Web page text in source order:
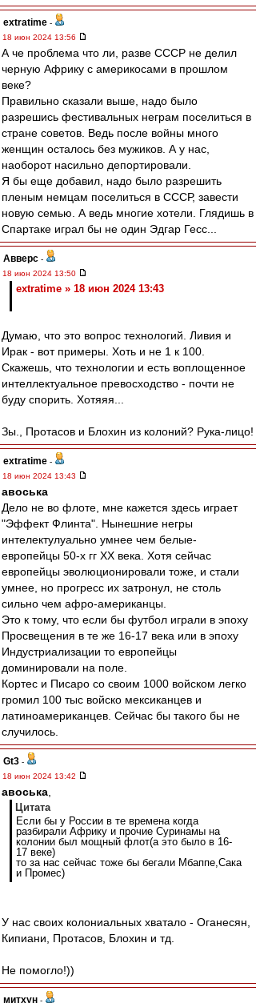
extratime -
18 июн 2024 13:56
А че проблема что ли, разве СССР не делил
черную Африку с америкосами в прошлом
веке?
Правильно сказали выше, надо было
разрешись фестивальных неграм поселиться в
стране советов. Ведь после войны много
женщин осталось без мужиков. А у нас,
наоборот насильно депортировали.
Я бы еще добавил, надо было разрешить
пленым немцам поселиться в СССР, завести
новую семью. А ведь многие хотели. Глядишь в
Спартаке играл бы не один Эдгар Гесс...
Авверс -
18 июн 2024 13:50
extratime » 18 июн 2024 13:43
Думаю, что это вопрос технологий. Ливия и
Ирак - вот примеры. Хоть и не 1 к 100.
Скажешь, что технологии и есть воплощенное
интеллектуальное превосходство - почти не
буду спорить. Хотяяя...
Зы., Протасов и Блохин из колоний? Рука-лицо!
extratime -
18 июн 2024 13:43
авоська
Дело не во флоте, мне кажется здесь играет
"Эффект Флинта". Нынешние негры
интелектулуально умнее чем белые-
европейцы 50-х гг ХХ века. Хотя сейчас
европейцы эволюционировали тоже, и стали
умнее, но прогресс их затронул, не столь
сильно чем афро-американцы.
Это к тому, что если бы футбол играли в эпоху
Просвещения в те же 16-17 века или в эпоху
Индустриализации то европейцы
доминировали на поле.
Кортес и Писаро со своим 1000 войском легко
громил 100 тыс войско мексиканцев и
латиноамериканцев. Сейчас бы такого бы не
случилось.
Gt3 -
18 июн 2024 13:42
авоська
Цитата
Если бы у России в те времена когда
разбирали Африку и прочие Суринамы на
колонии был мощный флот(а это было в 16-
17 веке)
то за нас сейчас тоже бы бегали Мбаппе,Сака
и Промес)
У нас своих колониальных хватало - Оганесян,
Кипиани, Протасов, Блохин и тд.
Не помогло!))
митхун -